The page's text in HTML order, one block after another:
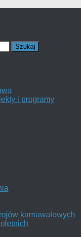
i programy
karnawałowych